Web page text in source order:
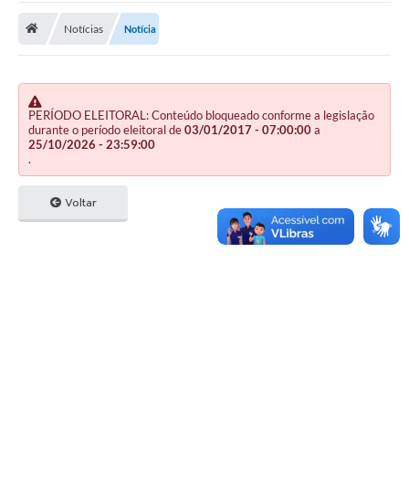
Notícias Notícia
PERÍODO ELEITORAL: Conteúdo bloqueado conforme a legislação
durante o período eleitoral de03/01/2017 - 07:00:00a
25/10/2026 - 23:59:00
.
Voltar